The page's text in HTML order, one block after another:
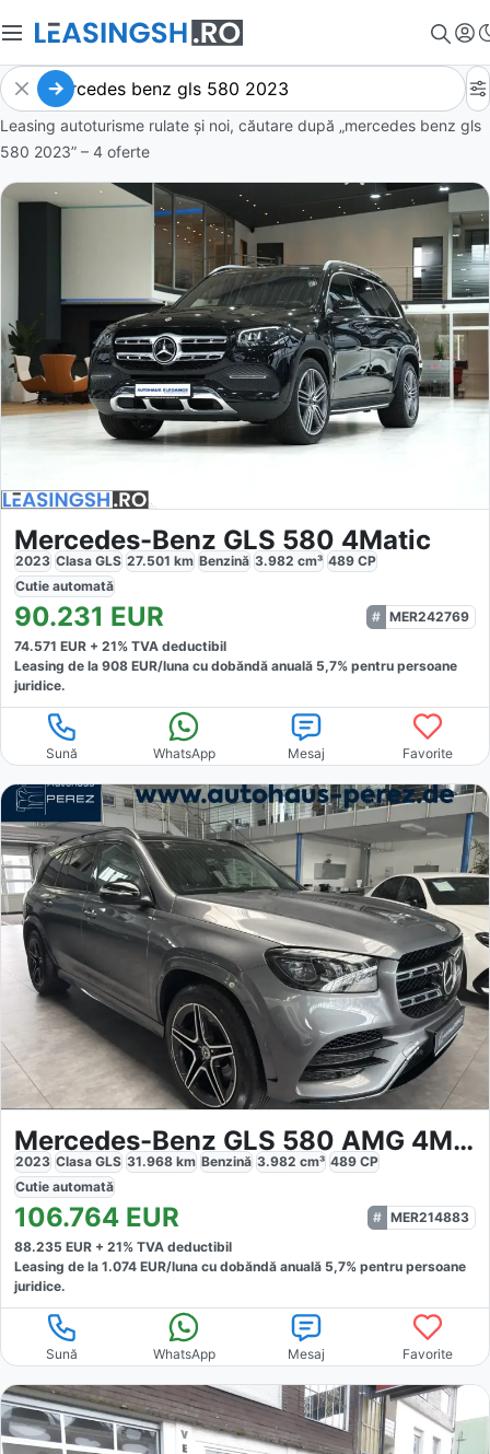
Leasing autoturisme rulate și noi, căutare după „mercedes benz gls
580 2023” – 4 oferte
Mercedes-Benz GLS 580 4Matic
2023 Clasa GLS 27.501 km Benzină 3.982 cm³ 489 CP
Cutie automată
90.231 EUR
MER242769
74.571 EUR + 21% TVA deductibil
Leasing de la 908 EUR/luna cu dobăndă anuală 5,7% pentru persoane
juridice.
Sună WhatsApp Mesaj Favorite
Mercedes-Benz GLS 580 AMG 4MATIC
2023 Clasa GLS 31.968 km Benzină 3.982 cm³ 489 CP
Cutie automată
106.764 EUR
MER214883
88.235 EUR + 21% TVA deductibil
Leasing de la 1.074 EUR/luna cu dobăndă anuală 5,7% pentru persoane
juridice.
Sună WhatsApp Mesaj Favorite